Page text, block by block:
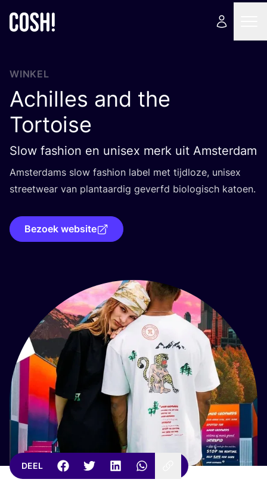
WINKEL
Achilles and the
Tortoise
Slow fashion en unisex merk uit Amsterdam
Amster­dams slow fas­hi­on label met tijd­lo­ze, unisex
street­wear van plant­aar­dig geverfd bio­lo­gisch katoen.
Bezoek website
DEEL